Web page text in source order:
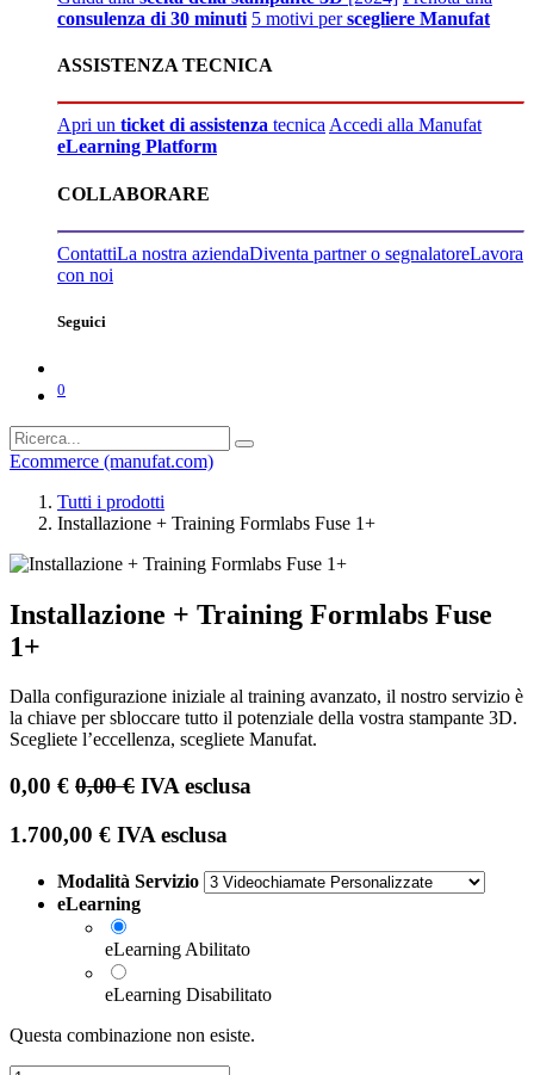
consulenza di 30 minuti 5 motivi perscegliere Manufat
ASSISTENZA TECNICA
Apri un ticket di assistenza tecnicaAccedi alla Manufat
eLearning Platform
COLLABORARE
ContattiLa nostra aziendaDiventa partner o segnalatoreLavora
con noi
Seguici
0
Ecommerce (manufat.com)
Tutti i prodotti
Installazione + Training Formlabs Fuse 1+
Installazione + Training Formlabs Fuse
1+
Dalla configurazione iniziale al training avanzato, il nostro servizio è
la chiave per sbloccare tutto il potenziale della vostra stampante 3D.
Scegliete l’eccellenza, scegliete Manufat.
0,00 € 0,00€ IVA esclusa
1.700,00 € IVA esclusa
Modalità Servizio
eLearning
eLearning Abilitato
eLearning Disabilitato
Questa combinazione non esiste.